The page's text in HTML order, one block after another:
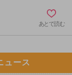
あとで読む
ュース